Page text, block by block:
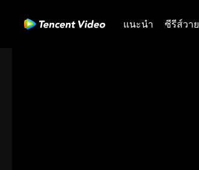
แนะนำ ซีรีส์วาย